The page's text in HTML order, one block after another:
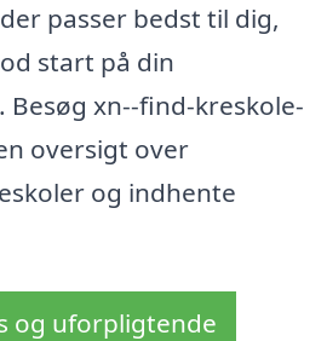
passer bedst til dig,
start på din
Besøg xn--find-kreskole-
oversigt over
og indhente
og uforpligtende